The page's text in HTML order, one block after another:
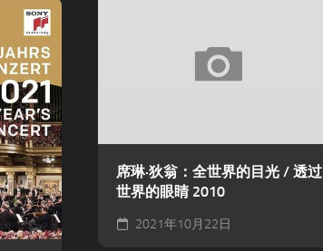
席琳·狄翁：全世界的目光 / 透过
世界的眼睛 2010
2021年10月22日